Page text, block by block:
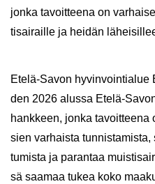
jonka ta­voit­tee­na on
ti­sai­rail­le ja hei­dän
Etelä-​Savon
den 2026 alus­sa Etelä-​
hankkeen, jonka
sien var­hais­ta
tu­mis­ta ja pa­ran­taa
sä saa­maa tukea koko